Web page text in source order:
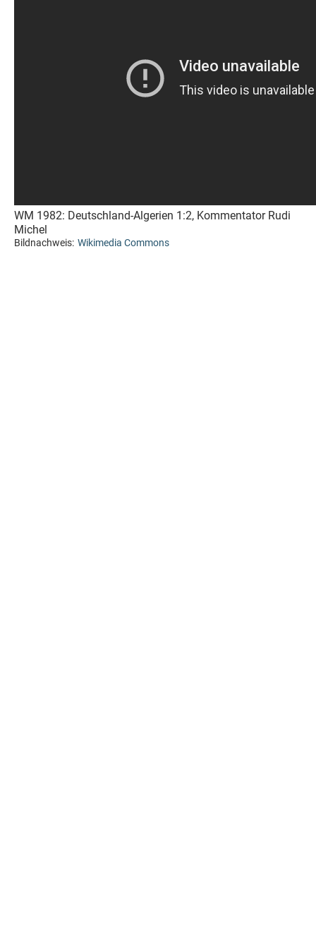
WM 1982: Deutschland-Algerien 1:2, Kommentator Rudi
Michel
Bildnachweis: Wikimedia Commons